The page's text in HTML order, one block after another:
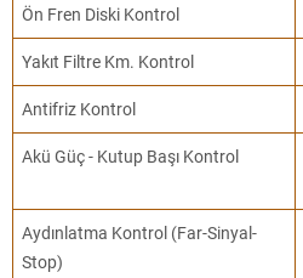
Ön Fren Diski Kontrol
Yakıt Filtre Km. Kontrol
Antifriz Kontrol
Akü Güç - Kutup Başı Kontrol
Aydınlatma Kontrol (Far-Sinyal-
Stop)